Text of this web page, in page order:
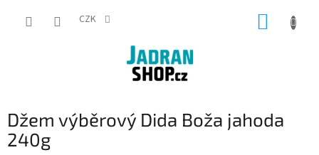
CZK
Džem výběrový Dida Boža jahoda
240g